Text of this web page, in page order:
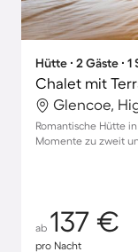
Hütte ∙ 2 Gäste ∙
Glencoe,
Romantische Hütte
Momente zu zweit
ab 137 €
pro Nacht